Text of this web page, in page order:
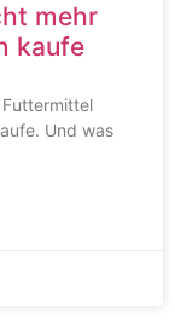
mehr
kaufe
Und was